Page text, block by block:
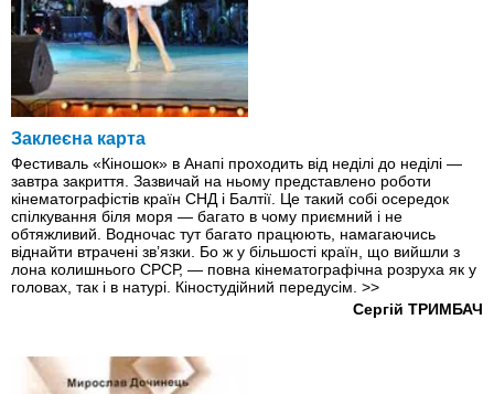
Заклеєна карта
Фестиваль «Кіношок» в Анапі проходить від неділі до неділі —
завтра закриття. Зазвичай на ньому представлено роботи
кінематографістів країн СНД і Балтії. Це такий собі осередок
спілкування біля моря — багато в чому приємний і не
обтяжливий. Водночас тут багато працюють, намагаючись
віднайти втрачені зв’язки. Бо ж у більшості країн, що вийшли з
лона колишнього СРСР, — повна кінематографічна розруха як у
головах, так і в натурі. Кіностудійний передусім. >>
Сергій ТРИМБАЧ